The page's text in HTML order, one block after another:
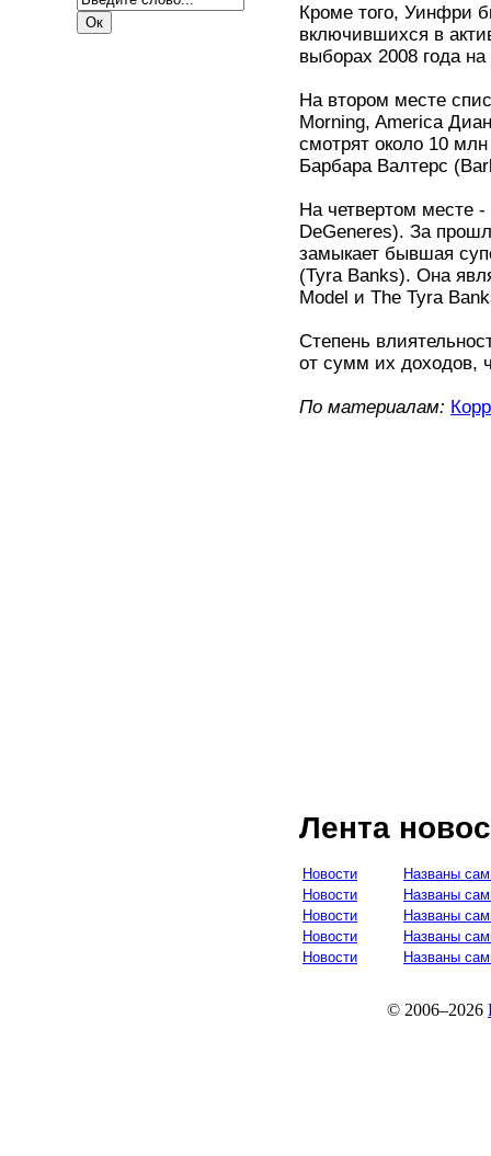
Кроме того, Уинфри
включившихся в
выборах 2008 года
На втором месте
Morning, America
смотрят около 10
Барбара Валтерс
На четвертом месте
DeGeneres). За
замыкает бывшая
(Tyra Banks). Она
Model и The Tyra
Степень
от сумм их доходов,
По материалам:
Лента
Новости
Названы
Новости
Названы
Новости
Названы
Новости
Названы
Новости
Названы
© 2006–2026